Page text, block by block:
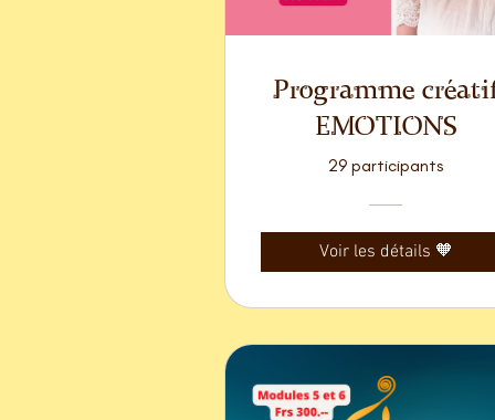
Programme
EMOTIONS
29 participants
Voir les détails 🧡